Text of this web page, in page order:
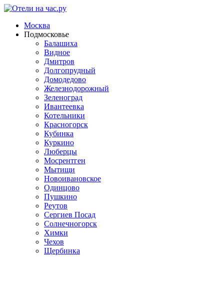
Москва
Подмосковье
Балашиха
Видное
Дмитров
Долгопрудный
Домодедово
Железнодорожный
Зеленоград
Ивантеевка
Котельники
Красногорск
Кубинка
Куркино
Люберцы
Мосрентген
Мытищи
Новоивановское
Одинцово
Пушкино
Реутов
Сергиев Посад
Солнечногорск
Химки
Чехов
Щербинка